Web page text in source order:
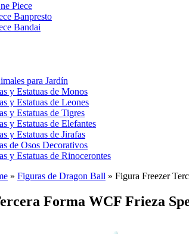
Piece
Banpresto
Bandai
para Jardín
y Estatuas de Monos
y Estatuas de Leones
y Estatuas de Tigres
y Estatuas de Elefantes
y Estatuas de Jirafas
de Osos Decorativos
y Estatuas de Rinocerontes
» Figuras de Dragon Ball » Figura Freezer
Forma WCF Frieza